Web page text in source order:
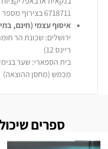
6718711 בצירוף מספר הזמנה).
איסוף עצמי (חינם,
ירושלים: שכונת הר
ריינס 12)
בית הספארי: שער
מכמש (מחסן ההוצאה)
ספרים